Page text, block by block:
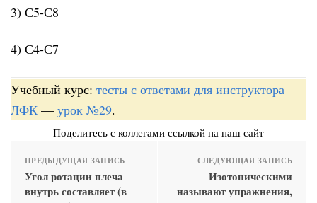
3) С5-С8
4) С4-С7
Учебный курс: тесты с ответами для инструктора
ЛФК — урок №29.
Поделитесь с коллегами ссылкой на наш сайт
ПРЕДЫДУЩАЯ ЗАПИСЬ
Угол ротации плеча
внутрь составляет (в
СЛЕДУЮЩАЯ ЗАПИСЬ
Изотоническими
называют упражнения,